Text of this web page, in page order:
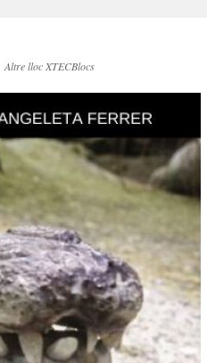
Altre lloc XTECBlocs